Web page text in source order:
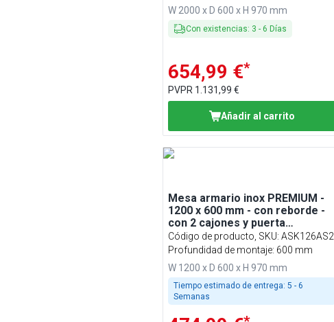
W 2000 x D 600 x H 970 mm
Con existencias: 3 - 6 Días
654,99 €*
PVPR 1.131,99 €
Añadir al carrito
Mesa armario inox PREMIUM -
1200 x 600 mm - con reborde -
con 2 cajones y puerta
corredera
Código de producto, SKU: ASK126AS2
Profundidad de montaje: 600 mm
W 1200 x D 600 x H 970 mm
Tiempo estimado de entrega: 5 - 6
Semanas